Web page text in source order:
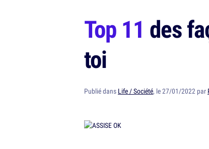
Top 11 des
toi
Publié dans Life / Société, le 27/01/2022 par